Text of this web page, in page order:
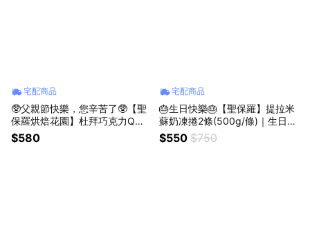
宅配商品
🥸父親節快樂，您辛苦了🥸【聖
保羅烘焙花園】杜拜巧克力Q餅1
盒(4入/盒，49g/入)｜$169元加
購新品祝福再升級｜
$580
宅配商品
🎂生日快樂🎂【聖保羅】提拉米
蘇奶凍捲2條(500g/條)｜生日｜
慶生
$550 $750